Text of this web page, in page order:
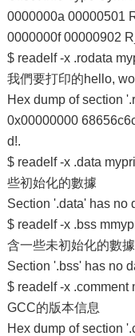
0000000a 00000501
0000000f 00000902
$ readelf -x .rodata
我們要打印的hello,
Hex dump of section
0x00000000
d!.
$ readelf -x .data
些初始化的數據
Section '.data' has no
$ readelf -x .bss
含一些未初始化的數
Section '.bss' has no
$ readelf -x .comment
GCC的版本信息
Hex dump of section